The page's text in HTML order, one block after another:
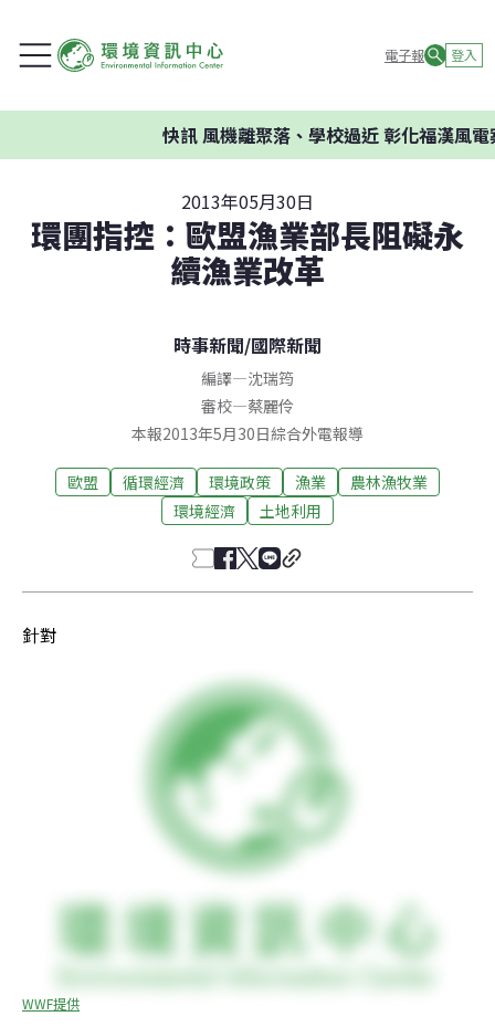
電子報 登入
快訊風機離聚落、學校過近 彰化福漢風電案
2013年05月30日
環團指控：歐盟漁業部長阻礙永
續漁業改革
時事新聞/國際新聞
編譯—沈瑞筠
審校—蔡麗伶
本報2013年5月30日綜合外電報導
歐盟 循環經濟 環境政策 漁業
農林漁牧業
環境經濟
土地利用
針對
WWF提供